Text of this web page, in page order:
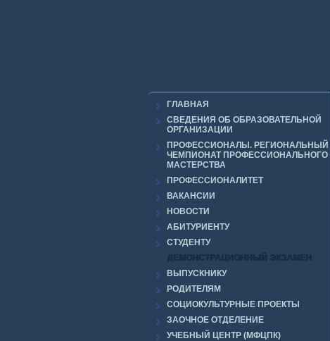
ГЛАВНАЯ
СВЕДЕНИЯ ОБ ОБРАЗОВАТЕЛЬНОЙ
ОРГАНИЗАЦИИ
ПРОФЕССИОНАЛЫ. РЕГИОНАЛЬНЫЙ
ЧЕМПИОНАТ ПРОФЕССИОНАЛЬНОГО
МАСТЕРСТВА
ПРОФЕССИОНАЛИТЕТ
ВАКАНСИИ
НОВОСТИ
АБИТУРИЕНТУ
СТУДЕНТУ
ВЫПУСКНИКУ
РОДИТЕЛЯМ
СОЦИОКУЛЬТУРНЫЕ ПРОЕКТЫ
ЗАОЧНОЕ ОТДЕЛЕНИЕ
УЧЕБНЫЙ ЦЕНТР (МФЦПК)